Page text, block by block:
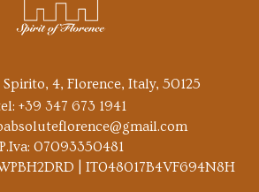
Spirito, 4, Florence, Italy, 50125
+39 347 673 1941
P.Iva: 07093350481
| IT048017B4VF694N8H